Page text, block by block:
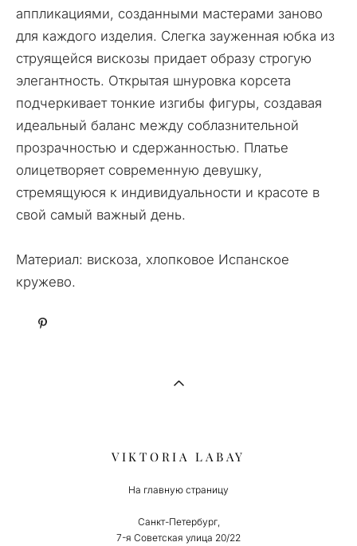
аппликациями, созданными мастерами заново
для каждого изделия. Слегка зауженная юбка из
струящейся вискозы придает образу строгую
элегантность. Открытая шнуровка корсета
подчеркивает тонкие изгибы фигуры, создавая
идеальный баланс между соблазнительной
прозрачностью и сдержанностью. Платье
олицетворяет современную девушку,
стремящуюся к индивидуальности и красоте в
свой самый важный день.
Материал: вискоза, хлопковое Испанское
кружево.
VIKTORIA LABAY
На главную страницу
Санкт-Петербург,
7-я Советская улица 20/22